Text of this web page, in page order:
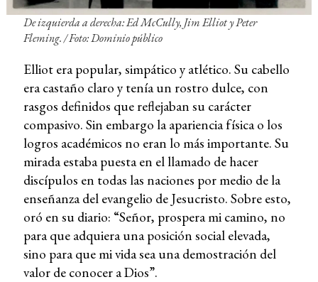
De izquierda a derecha: Ed McCully, Jim Elliot y Peter
Fleming. / Foto: Dominio público
Elliot era popular, simpático y atlético. Su cabello
era castaño claro y tenía un rostro dulce, con
rasgos definidos que reflejaban su carácter
compasivo. Sin embargo la apariencia física o los
logros académicos no eran lo más importante. Su
mirada estaba puesta en el llamado de hacer
discípulos en todas las naciones por medio de la
enseñanza del evangelio de Jesucristo. Sobre esto,
oró en su diario: “Señor, prospera mi camino, no
para que adquiera una posición social elevada,
sino para que mi vida sea una demostración del
valor de conocer a Dios”.